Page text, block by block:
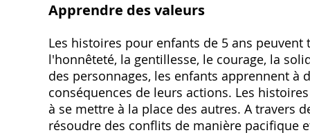
Apprendre des valeurs
Les histoires pour enfants de 5 ans
l'honnêteté, la gentillesse, le courage, la
des personnages, les enfants apprennent
conséquences de leurs actions. Les
à se mettre à la place des autres. A travers
résoudre des conflits de manière pacifique